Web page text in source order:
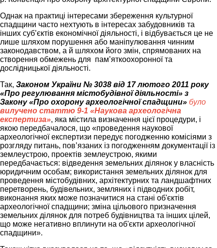
Однак на практиці інтересами збереження культурної
спадщини часто нехтують в інтересах забудовників та
інших суб’єктів економічної діяльності, і відбувається це не
лише шляхом порушення або маніпулювання чинним
законодавством, а й шляхом його змін, спрямованих на
створення обмежень для пам’яткоохоронної та
дослідницької діяльності.
Так, Законом України № 3038 від 17 лютого 2011 року
«Про регулювання містобудівної діяльності» з
Закону «Про охорону археологічної спадщини» було
вилучено статтю 9-1 «Наукова археологічна
експертиза», яка містила визначення цієї процедури, і
якою передбачалося, що «проведення наукової
археологічної експертизи передує погодженню комісіями з
розгляду питань, пов’язаних із погодженням документації із
землеустрою, проектів землеустрою, якими
передбачається: відведення земельних ділянок у власність
юридичним особам; використання земельних ділянок для
проведення містобудівних, архітектурних та ландшафтних
перетворень, будівельних, земляних і підводних робіт,
виконання яких може позначитися на стані об'єктів
археологічної спадщини; зміна цільового призначення
земельних ділянок для потреб будівництва та інших цілей,
що може негативно вплинути на об'єкти археологічної
спадщини».